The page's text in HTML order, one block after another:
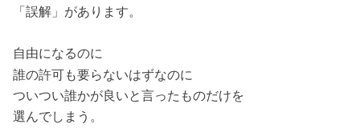
「誤解」があります。
自由になるのに
誰の許可も要らないはずなのに
ついつい誰かが良いと言ったものだけを
選んでしまう。